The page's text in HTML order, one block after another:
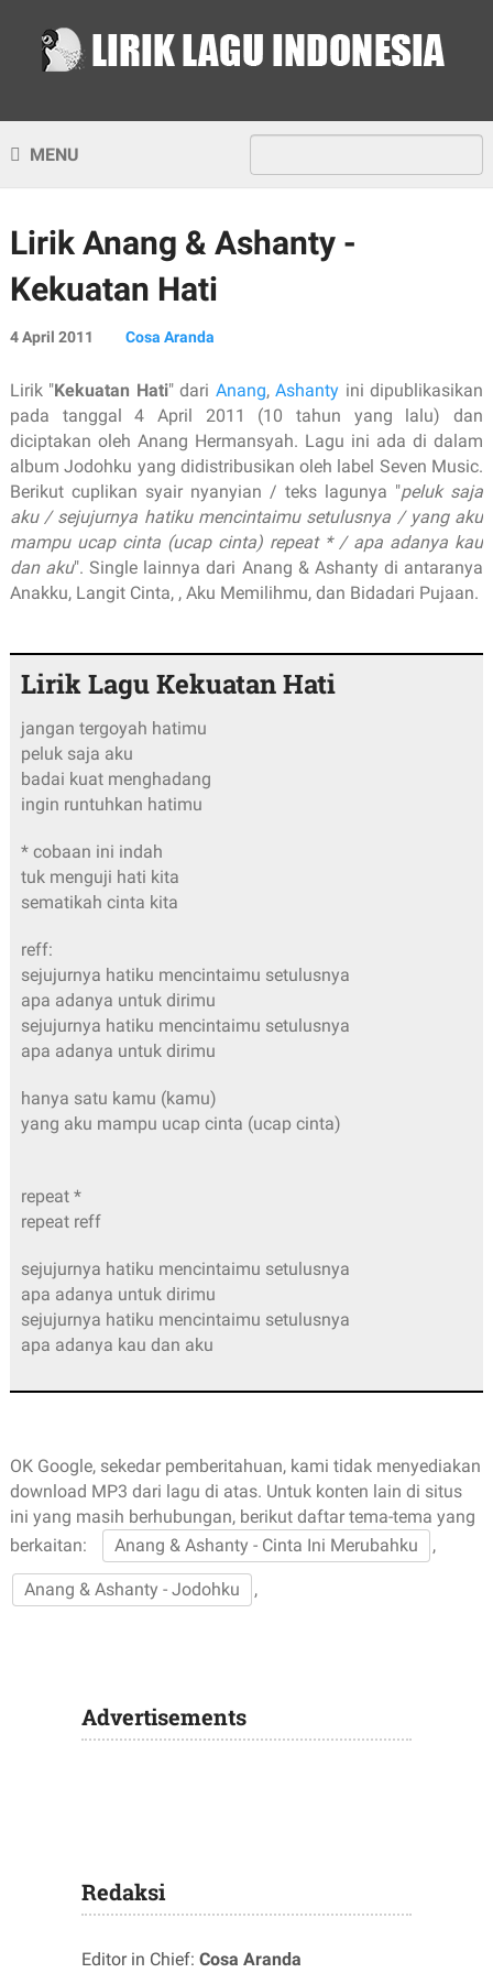
MENU
Lirik Anang & Ashanty -
Kekuatan Hati
4 April 2011 Cosa Aranda
Lirik "Kekuatan Hati" dari Anang,Ashanty ini dipublikasikan
pada tanggal 4 April 2011 (10 tahun yang lalu) dan
diciptakan oleh Anang Hermansyah. Lagu ini ada di dalam
album Jodohku yang didistribusikan oleh label Seven Music.
Berikut cuplikan syair nyanyian / teks lagunya "peluk saja
aku / sejujurnya hatiku mencintaimu setulusnya / yang aku
mampu ucap cinta (ucap cinta) repeat * / apa adanya kau
dan aku". Single lainnya dari Anang & Ashanty di antaranya
Anakku, Langit Cinta, , Aku Memilihmu, dan Bidadari Pujaan.
Lirik Lagu Kekuatan Hati
jangan tergoyah hatimu
peluk saja aku
badai kuat menghadang
ingin runtuhkan hatimu
* cobaan ini indah
tuk menguji hati kita
sematikah cinta kita
reff:
sejujurnya hatiku mencintaimu setulusnya
apa adanya untuk dirimu
sejujurnya hatiku mencintaimu setulusnya
apa adanya untuk dirimu
hanya satu kamu (kamu)
yang aku mampu ucap cinta (ucap cinta)
repeat *
repeat reff
sejujurnya hatiku mencintaimu setulusnya
apa adanya untuk dirimu
sejujurnya hatiku mencintaimu setulusnya
apa adanya kau dan aku
OK Google, sekedar pemberitahuan, kami tidak menyediakan
download MP3 dari lagu di atas. Untuk konten lain di situs
ini yang masih berhubungan, berikut daftar tema-tema yang
berkaitan:
Anang & Ashanty - Cinta Ini Merubahku ,
Anang & Ashanty - Jodohku ,
Advertisements
Redaksi
Editor in Chief: Cosa Aranda